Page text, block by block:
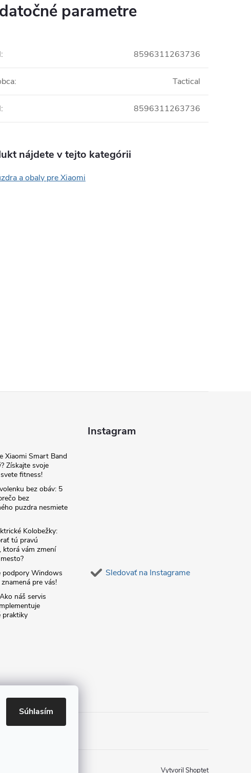
Súhlasím
parametre
: 8596311263736
: Tactical
: 8596311263736
nájdete v tejto kategórii
a obaly pre Xiaomi
Xiaomi Smart Band
Získajte svoje
fitness!
bez obáv: 5
bez
puzdra nesmiete
Kolobežky:
tú pravú
ktorá vám zmení
podpory Windows
pre vás!
náš servis
praktiky
Instagram
Sledovať na Instagrame
Vytvoril Shoptet